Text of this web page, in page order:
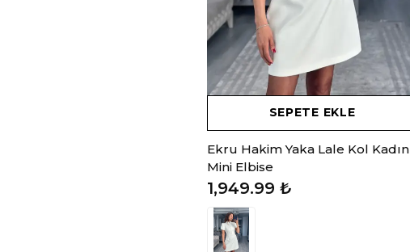
SEPETE EKLE
Ekru Hakim Yaka Lale Kol Kadın
Mini Elbise
1,949.99 ₺